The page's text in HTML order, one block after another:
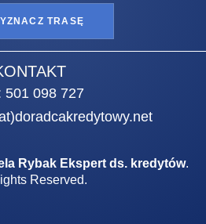
TRASĘ
501 098 727
Rybak Ekspert ds. kredytów.
Reserved.